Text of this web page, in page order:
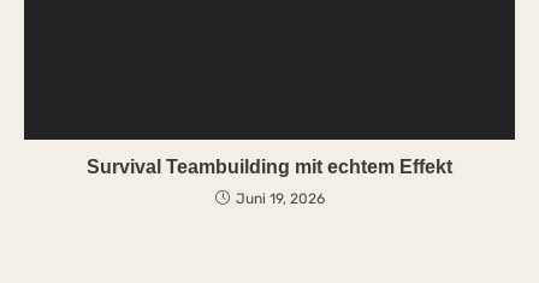
Survival Teambuilding mit echtem Effekt
Juni 19, 2026